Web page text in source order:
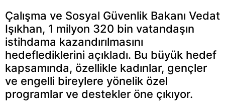
Çalışma ve Sosyal Güvenlik Bakanı Vedat
Işıkhan, 1 milyon 320 bin vatandaşın
istihdama kazandırılmasını
hedeflediklerini açıkladı. Bu büyük hedef
kapsamında, özellikle kadınlar, gençler
ve engelli bireylere yönelik özel
programlar ve destekler öne çıkıyor.